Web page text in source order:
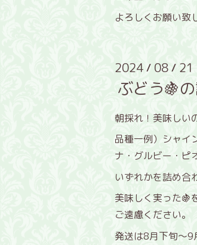
よろしくお願い致
2024 / 08 /
ぶどう🍇
朝採れ！美味しい
品種一例）シャイ
ナ・グルビー・
いずれかを詰め合
美味しく実った🍇
ご遠慮ください。
発送は8月下旬～9